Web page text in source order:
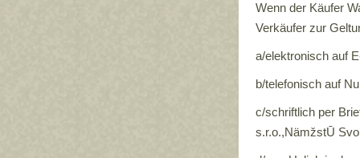
Wenn der Käufer
Verkäufer zur
a/elektronisch auf
b/telefonisch auf
c/schriftlich per
s.r.o.,NämžstŪ